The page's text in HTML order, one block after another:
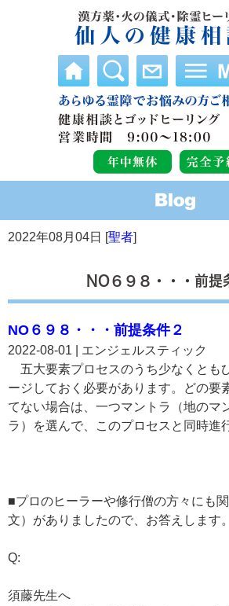
2022年08月04日 [聖者]
NO６９８・・・前提
NO６９８・・・前提条件２
2022-08-01 | エンジェルスティック
五大要素プロセスのうち少なくとも
ージしておく必要があります。どの要
てない場合は、一つマントラ（地のマ
ラ）を選んで、このプロセスと同時進
■プロのヒーラーや修行僧の方々にも
文）がありましたので、お答えします。
Q:
須藤先生へ